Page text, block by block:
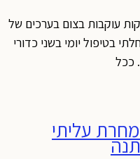
עוקבות בצום בערכים של
בטיפול יומי בשני כדורי
ככל
עליתי